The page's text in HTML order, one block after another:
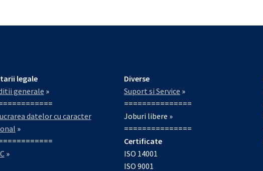
legale
generale »
datelor cu caracter
»
»
Diverse
Suport si Service »
===============
Joburi libere »
===============
Certificate
ISO 14001
ISO 9001